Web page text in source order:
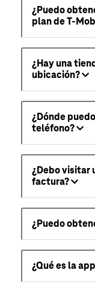
¿Puedo
plan de T-
¿Hay una
ubicación?
¿Dónde
teléfono?
¿Debo visitar
factura?
¿Puedo
¿Qué es la